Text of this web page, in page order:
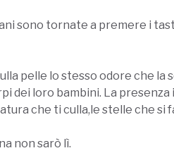
sono tornate a premere i
pelle lo stesso odore che
dei loro bambini. La
che ti culla,le stelle che si
non sarò lì.